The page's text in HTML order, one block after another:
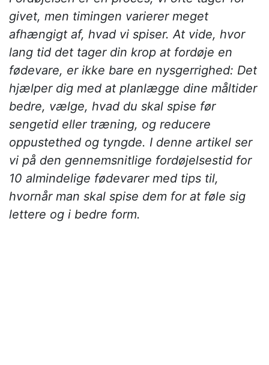
givet, men timingen varierer meget
afhængigt af, hvad vi spiser. At vide, hvor
lang tid det tager din krop at fordøje en
fødevare, er ikke bare en nysgerrighed: Det
hjælper dig med at planlægge dine måltider
bedre, vælge, hvad du skal spise før
sengetid eller træning, og reducere
oppustethed og tyngde. I denne artikel ser
vi på den gennemsnitlige fordøjelsestid for
10 almindelige fødevarer med tips til,
hvornår man skal spise dem for at føle sig
lettere og i bedre form.